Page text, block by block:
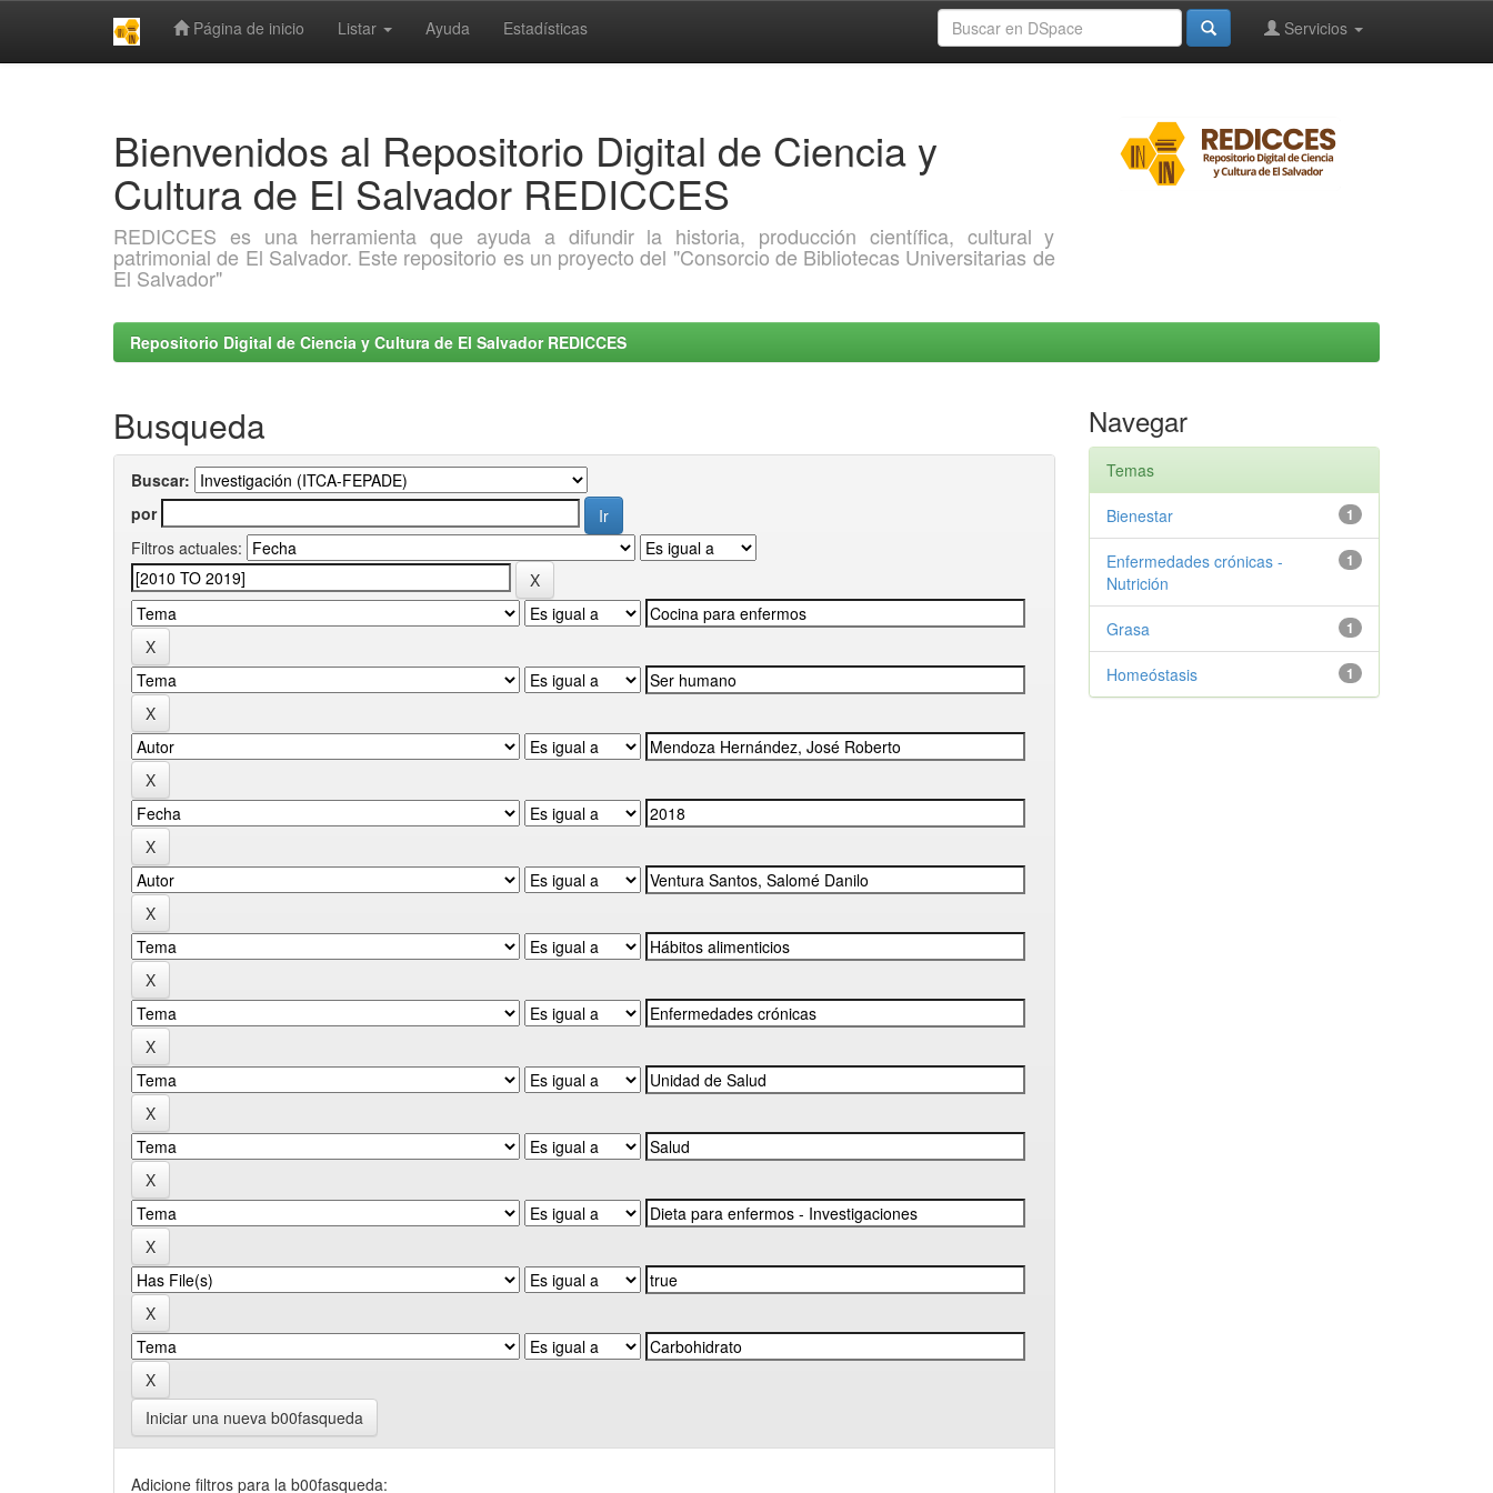
Página de inicio Listar Ayuda Estadísticas Servicios
Bienvenidos al Repositorio Digital de Ciencia y
Cultura de El Salvador REDICCES
REDICCES es una herramienta que ayuda a difundir la historia, producción científica, cultural y
patrimonial de El Salvador. Este repositorio es un proyecto del "Consorcio de Bibliotecas Universitarias de
El Salvador"
Repositorio Digital de Ciencia y Cultura de El Salvador REDICCES
Busqueda
Buscar:
por
Filtros actuales:
Iniciar una nueva b00fasqueda
Adicione filtros para la b00fasqueda:
Navegar
Temas
1
Bienestar
1
Enfermedades crónicas -
Nutrición
1
Grasa
1
Homeóstasis